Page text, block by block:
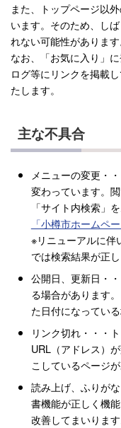
また、トップページ以
います。そのため、し
れない可能性があります
なお、「お気に入り」
ログ等にリンクを掲載
たします。
主な不具合
メニューの変更・
変わっています。
「サイト内検索」
「小樽市ホームペ
※リニューアルに伴
では検索結果が正
公開日、更新日・
る場合があります
た日付になってい
リンク切れ・・・
URL（アドレス）
こしているページが
読み上げ、ふりが
書機能が正しく機
改善してまいります